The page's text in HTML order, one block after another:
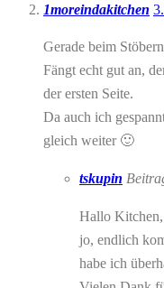
1moreindakitchen
Gerade beim
Fängt echt gut an,
der ersten Seite.
Da auch ich
gleich weiter 🙂
tskupin
Hallo Kitchen,
jo, endlich
habe ich